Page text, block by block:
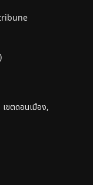
ขตดอนเมือง,